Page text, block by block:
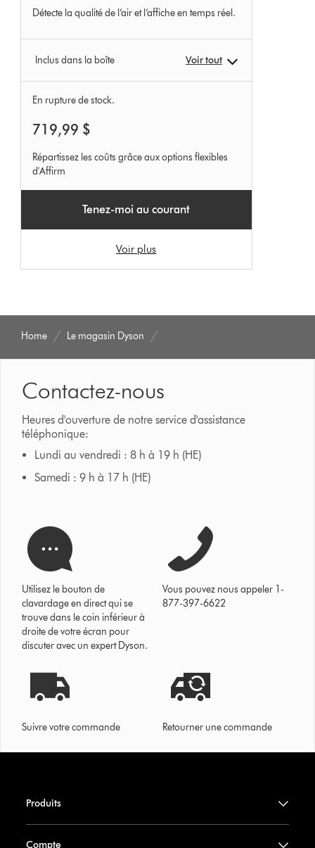
33
Détecte la qualité de l’air et l’affiche en temps réel.
Inclus dans la boîte Voir tout
En rupture de stock.
719,99 $
Répartissez les coûts grâce aux options flexibles
d'Affirm
Tenez-moi au courant
Voir plus
Home Le magasin Dyson
Contactez-nous
Heures d'ouverture de notre service d'assistance
téléphonique:
Lundi au vendredi : 8 h à 19 h (HE)
Samedi : 9 h à 17 h (HE)
Utilisez le bouton de
clavardage en direct qui se
trouve dans le coin inférieur à
droite de votre écran pour
discuter avec un expert Dyson.
Vous pouvez nous appeler 1-
877-397-6622
Suivre votre commande Retourner une commande
Produits
Compte